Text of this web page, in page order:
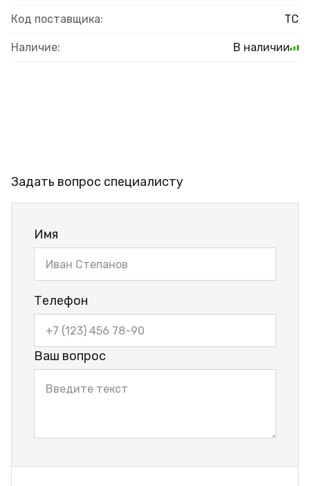
Код поставщика: ТС
Наличие: В наличии
Задать вопрос специалисту
Имя
Телефон
Ваш вопрос